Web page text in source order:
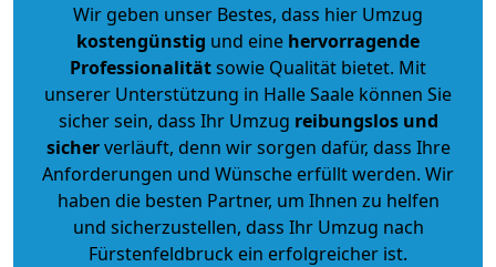
Wir geben unser Bestes, dass hier Umzug
kostengünstig und eine hervorragende
Professionalitätsowie Qualität bietet. Mit
unserer Unterstützung in Halle Saale können Sie
sicher sein, dass Ihr Umzug reibungslos und
sicherverläuft, denn wir sorgen dafür, dass Ihre
Anforderungen und Wünsche erfüllt werden. Wir
haben die besten Partner, um Ihnen zu helfen
und sicherzustellen, dass Ihr Umzug nach
Fürstenfeldbruck ein erfolgreicher ist.